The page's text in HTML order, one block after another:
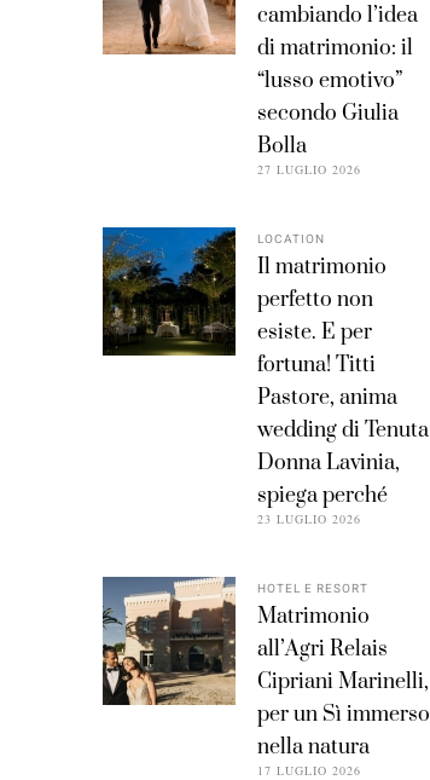
cambiando l’idea
di matrimonio: il
“lusso emotivo”
secondo Giulia
Bolla
27 LUGLIO 2026
LOCATION
Il matrimonio
perfetto non
esiste. E per
fortuna! Titti
Pastore, anima
wedding di Tenuta
Donna Lavinia,
spiega perché
23 LUGLIO 2026
HOTEL E RESORT
Matrimonio
all’Agri Relais
Cipriani Marinelli,
per un Sì immerso
nella natura
17 LUGLIO 2026